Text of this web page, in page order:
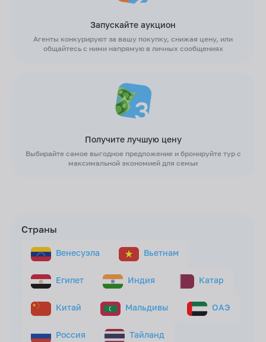
Запускайте аукцион
Агенты конкурируют за вашу покупку, снижая цену, или
общайтесь с ними напрямую в личных сообщениях
Получите лучшую цену
Выбирайте самое выгодное предложение и бронируйте тур с
максимальной экономией для семьи
Страны
Венесуэла Вьетнам
Египет Индия Катар
Китай Мальдивы ОАЭ
Россия Тайланд